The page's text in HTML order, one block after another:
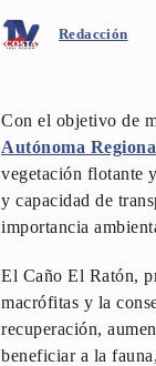
Redacción
Con el objetivo de
Autónoma
vegetación flotante
y capacidad de
importancia
El Caño El Ratón,
macrófitas y la
recuperación,
beneficiar a la